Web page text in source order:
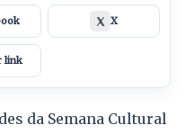
X
link
da Semana Cultural